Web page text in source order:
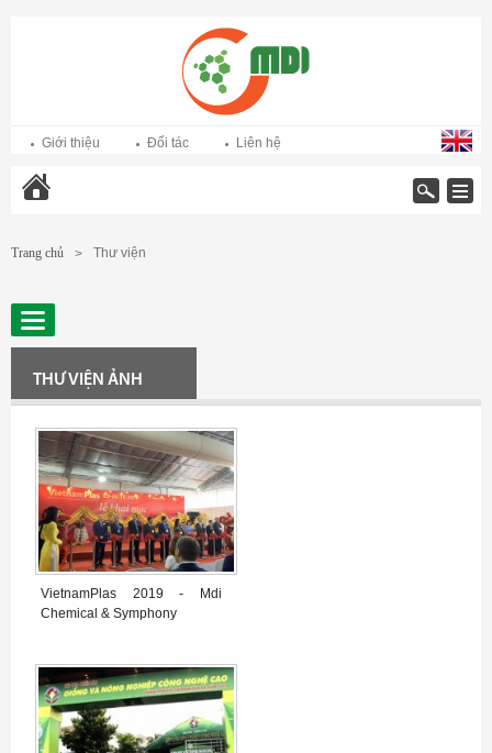
Giới thiệu Đối tác Liên hệ
Trang chủ > Thư viện
THƯ VIỆN ẢNH
VietnamPlas 2019 - Mdi
Chemical & Symphony